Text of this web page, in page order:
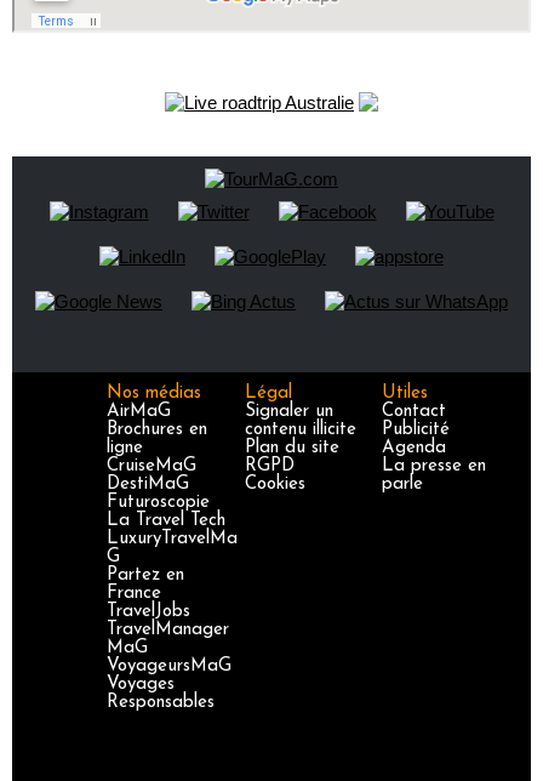
Nos médias
AirMaG
Brochures en
ligne
CruiseMaG
DestiMaG
Futuroscopie
La Travel Tech
LuxuryTravelMa
G
Partez en
France
TravelJobs
TravelManager
MaG
VoyageursMaG
Voyages
Responsables
Légal
Signaler un
contenu illicite
Plan du site
RGPD
Cookies
Utiles
Contact
Publicité
Agenda
La presse en
parle